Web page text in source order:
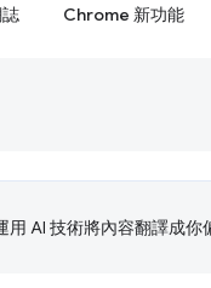
Chrome 新功能
AI 技術將內容翻譯成你